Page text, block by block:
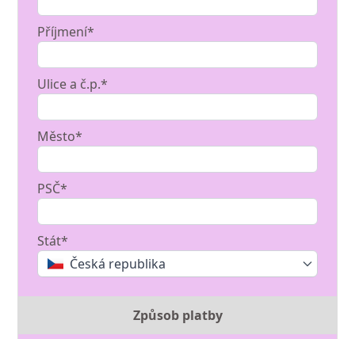
Příjmení*
Ulice a č.p.*
Město*
PSČ*
Stát*
Česká republika
Způsob platby